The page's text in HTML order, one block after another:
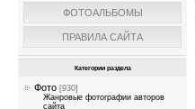
ФОТОАЛЬБОМЫ
ПРАВИЛА САЙТА
Категории раздела
Фото [930]
Жанровые фотографии авторов
сайта